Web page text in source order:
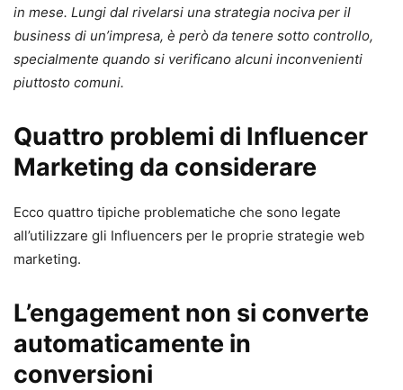
in mese. Lungi dal rivelarsi una strategia nociva per il
business di un’impresa, è però da tenere sotto controllo,
specialmente quando si verificano alcuni inconvenienti
piuttosto comuni.
Quattro problemi di Influencer
Marketing da considerare
Ecco quattro tipiche problematiche che sono legate
all’utilizzare gli Influencers per le proprie strategie web
marketing.
L’engagement non si converte
automaticamente in
conversioni